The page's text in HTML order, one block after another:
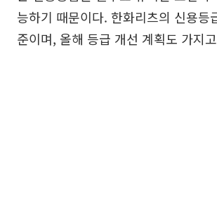
능하기 때문이다. 한화리츠의 신용등
준이며, 올해 등급 개선 계획도 가지